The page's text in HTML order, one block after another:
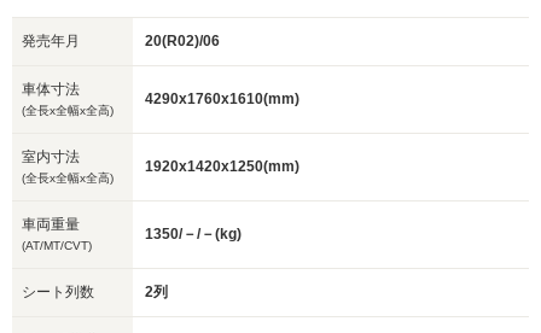
発売年月 20(R02)/06
車体寸法
(全長x全幅x全高)
4290x1760x1610(mm)
室内寸法
(全長x全幅x全高)
1920x1420x1250(mm)
車両重量
(AT/MT/CVT)
1350/－/－(kg)
シート列数 2列